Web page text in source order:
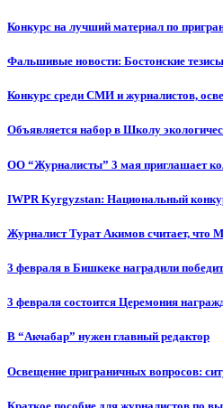
Конкурс на лучший материал по
Фальшивые новости: Бостонские тезисы
Конкурс среди СМИ и журналистов,
Объявляется набор в Школу
ОО “Журналисты” 3 мая приглашает
IWPR Kyrgyzstan: Национальный
Журналист Турат Акимов считает, что
3 февраля в Бишкеке наградили
3 февраля состоится Церемония
В “Акчабар” нужен главный редактор
Освещение приграничных вопросов: